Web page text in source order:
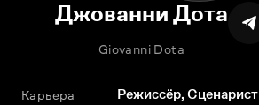
Джованни Дота
Giovanni Dota
Карьера Режиссёр, Сценарист